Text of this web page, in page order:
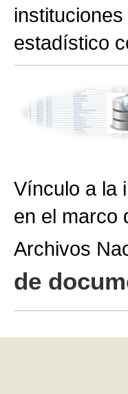
estadístico
Vínculo a la
en el marco
Archivos
de